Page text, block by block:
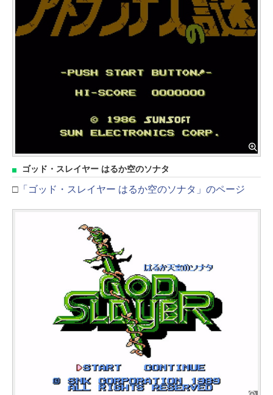
ゴッド・スレイヤー はるか空のソナタ
□ 「ゴッド・スレイヤー はるか空のソナタ」のページ